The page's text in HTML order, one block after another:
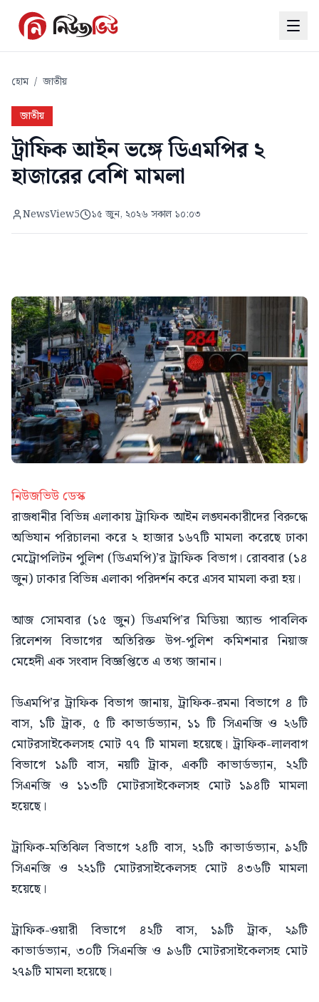
হোম / জাতীয়
জাতীয়
ট্রাফিক আইন ভঙ্গে ডিএমপির ২
হাজারের বেশি মামলা
NewsView5 ১৫ জুন, ২০২৬ সকাল ১০:০৩
নিউজভিউ ডেস্ক
রাজধানীর বিভিন্ন এলাকায় ট্রাফিক আইন লঙ্ঘনকারীদের বিরুদ্ধে
অভিযান পরিচালনা করে ২ হাজার ১৬৭টি মামলা করেছে ঢাকা
মেট্রোপলিটন পুলিশ (ডিএমপি)’র ট্রাফিক বিভাগ। রোববার (১৪
জুন) ঢাকার বিভিন্ন এলাকা পরিদর্শন করে এসব মামলা করা হয়।
আজ সোমবার (১৫ জুন) ডিএমপি’র মিডিয়া অ্যান্ড পাবলিক
রিলেশন্স বিভাগের অতিরিক্ত উপ-পুলিশ কমিশনার নিয়াজ
মেহেদী এক সংবাদ বিজ্ঞপ্তিতে এ তথ্য জানান।
ডিএমপি’র ট্রাফিক বিভাগ জানায়, ট্রাফিক-রমনা বিভাগে ৪ টি
বাস, ১টি ট্রাক, ৫ টি কাভার্ডভ্যান, ১১ টি সিএনজি ও ২৬টি
মোটরসাইকেলসহ মোট ৭৭ টি মামলা হয়েছে। ট্রাফিক-লালবাগ
বিভাগে ১৯টি বাস, নয়টি ট্রাক, একটি কাভার্ডভ্যান, ২২টি
সিএনজি ও ১১৩টি মোটরসাইকেলসহ মোট ১৯৪টি মামলা
হয়েছে।
ট্রাফিক-মতিঝিল বিভাগে ২৪টি বাস, ২১টি কাভার্ডভ্যান, ৯২টি
সিএনজি ও ২২১টি মোটরসাইকেলসহ মোট ৪৩৬টি মামলা
হয়েছে।
ট্রাফিক-ওয়ারী বিভাগে ৪২টি বাস, ১৯টি ট্রাক, ২৯টি
কাভার্ডভ্যান, ৩০টি সিএনজি ও ৯৬টি মোটরসাইকেলসহ মোট
২৭৯টি মামলা হয়েছে।